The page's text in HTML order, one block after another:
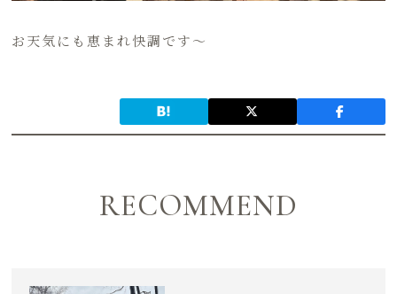
お天気にも恵まれ快調です～
RECOMMEND